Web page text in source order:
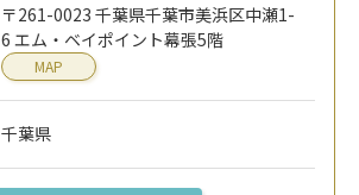
〒261-0023 千葉県千葉市美浜区中瀬1-
6 エム・ベイポイント幕張5階
MAP
千葉県